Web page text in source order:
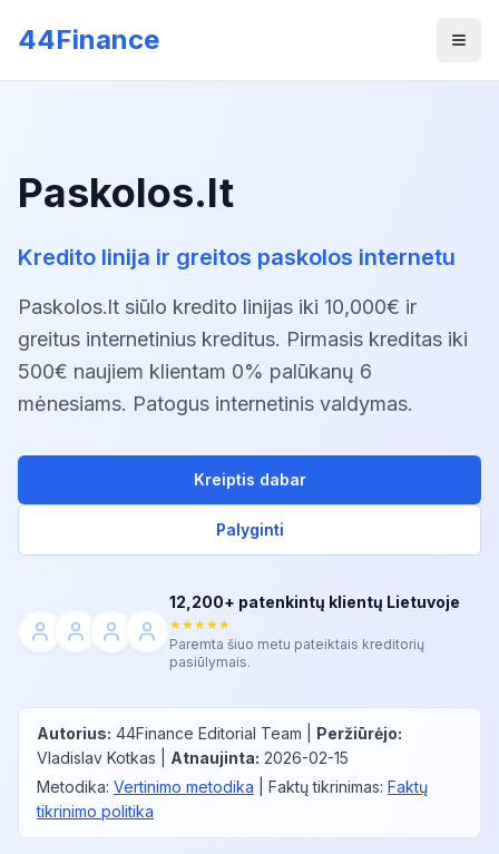
44Finance
Paskolos.lt
Kredito linija ir greitos paskolos internetu
Paskolos.lt siūlo kredito linijas iki 10,000€ ir
greitus internetinius kreditus. Pirmasis kreditas iki
500€ naujiem klientam 0% palūkanų 6
mėnesiams. Patogus internetinis valdymas.
Kreiptis dabar
Palyginti
12,200+ patenkintų klientų Lietuvoje
★★★★★
Paremta šiuo metu pateiktais kreditorių
pasiūlymais.
Autorius: 44Finance Editorial Team Peržiūrėjo:
Vladislav Kotkas
Atnaujinta: 2026-02-15
Metodika: Vertinimo metodika Faktų tikrinimas: Faktų
tikrinimo politika